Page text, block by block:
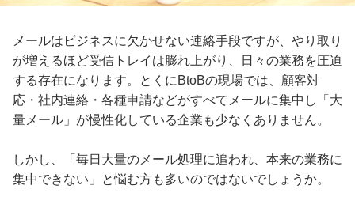
メールはビジネスに欠かせない連絡手段ですが、やり取り
が増えるほど受信トレイは膨れ上がり、日々の業務を圧迫
する存在になります。とくにBtoBの現場では、顧客対
応・社内連絡・各種申請などがすべてメールに集中し「大
量メール」が慢性化している企業も少なくありません。
しかし、「毎日大量のメール処理に追われ、本来の業務に
集中できない」と悩む方も多いのではないでしょうか。